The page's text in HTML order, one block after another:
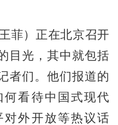
）正在北京召开
目光，其中就包括
者们。他们报道的
看待中国式现代
外开放等热议话